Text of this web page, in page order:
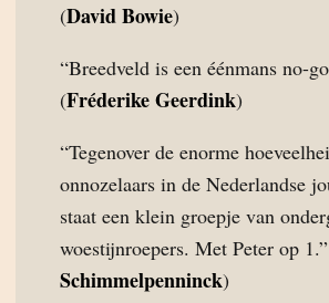
(David Bowie)
“Breedveld is een éénmans no-
(Fréderike Geerdink)
“Tegenover de enorme
onnozelaars in de Nederlandse
staat een klein groepje van
woestijnroepers. Met Peter op
Schimmelpenninck)